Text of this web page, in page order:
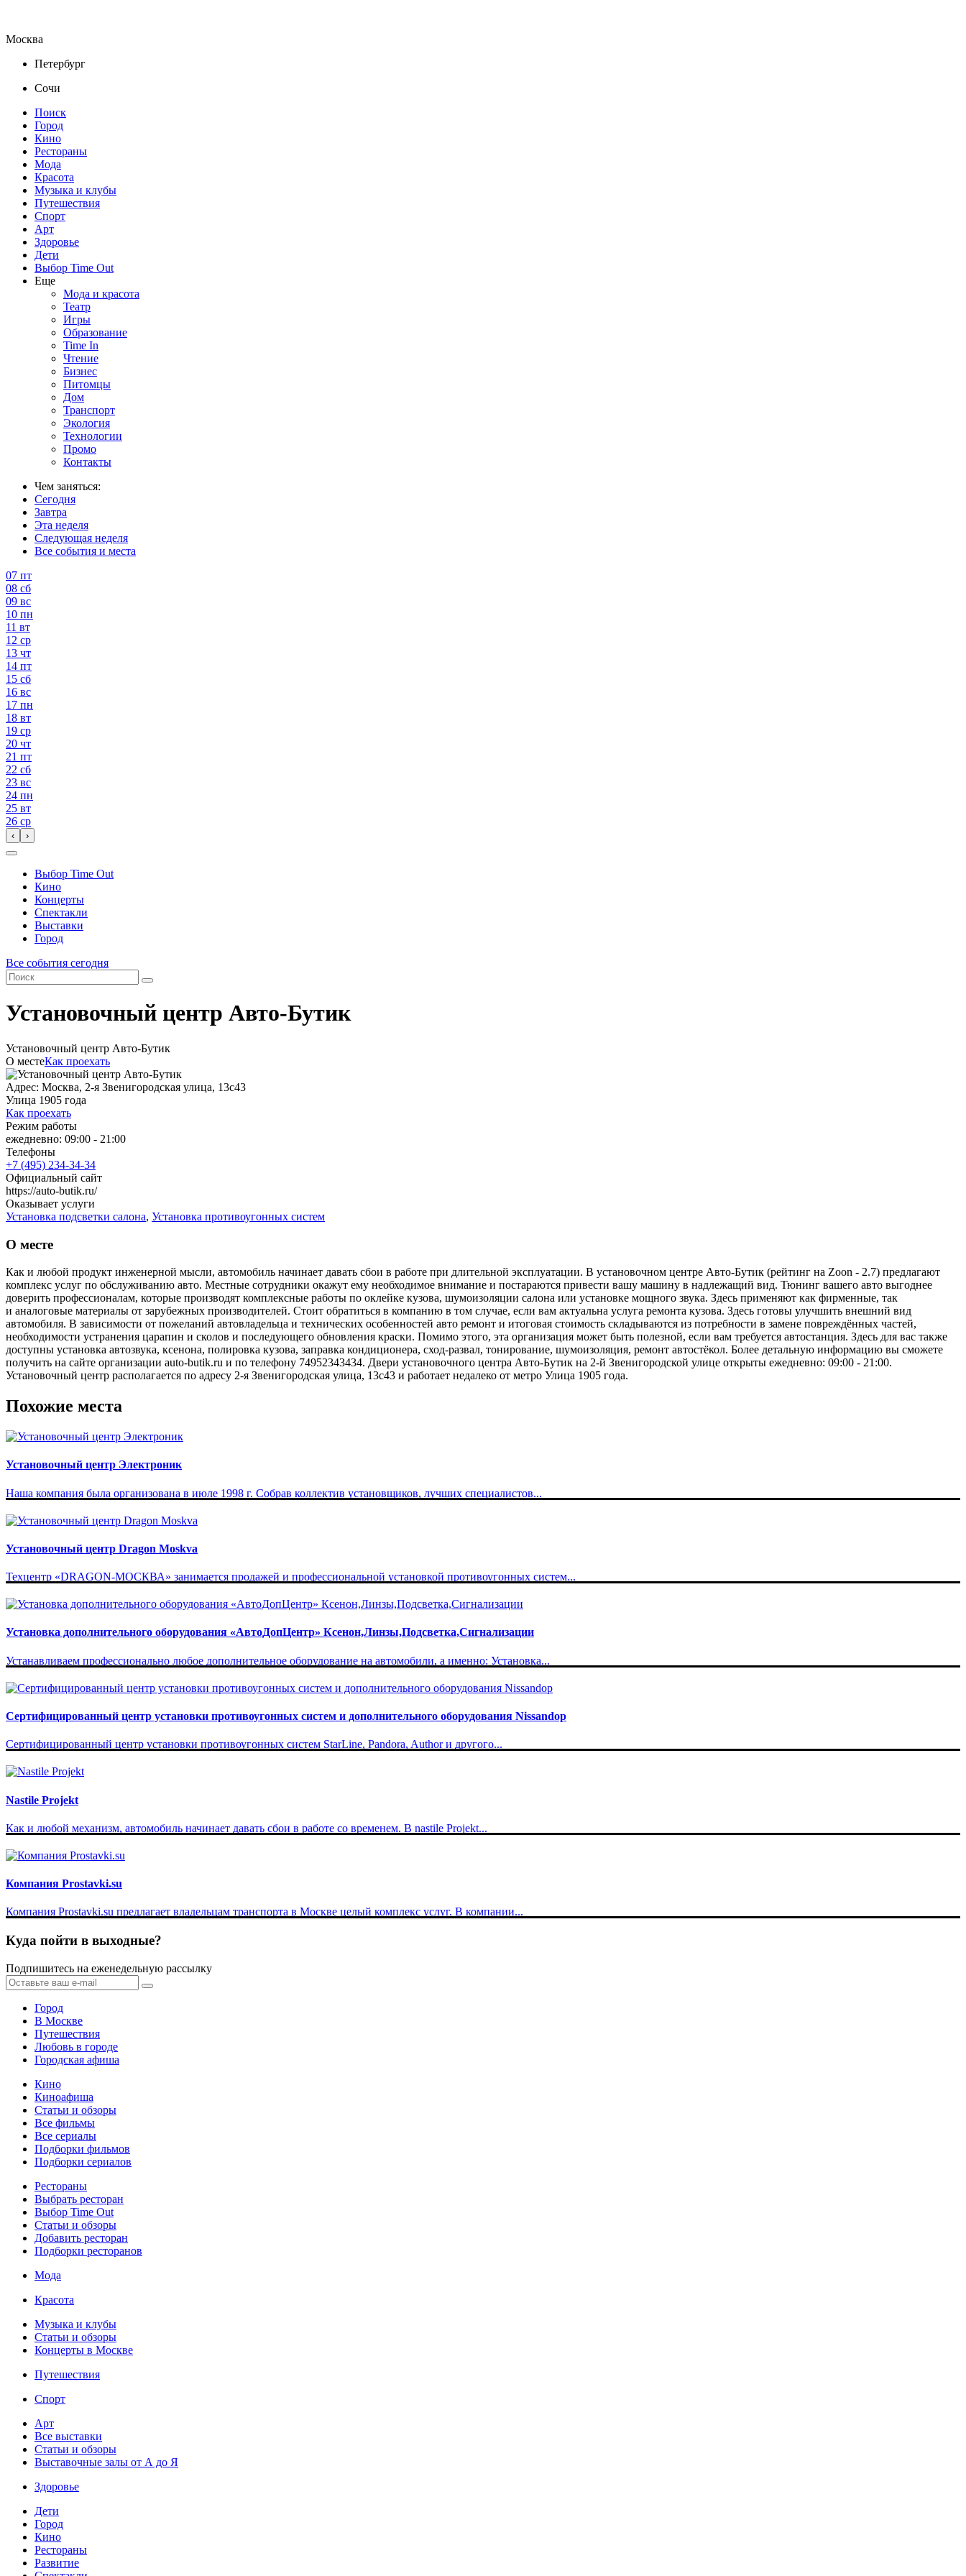
Москва
Петербург
Сочи
Поиск
Город
Кино
Рестораны
Мода
Красота
Музыка и клубы
Путешествия
Спорт
Арт
Здоровье
Дети
Выбор Time Out
Еще
Мода и красота
Театр
Игры
Образование
Time In
Чтение
Бизнес
Питомцы
Дом
Транспорт
Экология
Технологии
Промо
Контакты
Чем заняться:
Сегодня
Завтра
Эта неделя
Следующая неделя
Все события и места
07 пт
08 сб
09 вс
10 пн
11 вт
12 ср
13 чт
14 пт
15 сб
16 вс
17 пн
18 вт
19 ср
20 чт
21 пт
22 сб
23 вс
24 пн
25 вт
26 ср
‹ ›
Выбор Time Out
Кино
Концерты
Спектакли
Выставки
Город
Все события сегодня
Установочный центр Авто-Бутик
Установочный центр Авто-Бутик
О местеКак проехать
Адрес: Москва, 2-я Звенигородская улица, 13с43
Улица 1905 года
Как проехать
Режим работы
ежедневно: 09:00 - 21:00
Телефоны
+7 (495) 234-34-34
Официальный сайт
https://auto-butik.ru/
Оказывает услуги
Установка подсветки салона, Установка противоугонных систем
О месте
Как и любой продукт инженерной мысли, автомобиль начинает давать сбои в работе при длительной эксплуатации. В установочном центре Авто-Бутик (рейтинг на Zoon - 2.7) предлагают
комплекс услуг по обслуживанию авто. Местные сотрудники окажут ему необходимое внимание и постараются привести вашу машину в надлежащий вид. Тюнинг вашего авто выгоднее
доверить профессионалам, которые производят комплексные работы по оклейке кузова, шумоизоляции салона или установке мощного звука. Здесь применяют как фирменные, так
и аналоговые материалы от зарубежных производителей. Стоит обратиться в компанию в том случае, если вам актуальна услуга ремонта кузова. Здесь готовы улучшить внешний вид
автомобиля. В зависимости от пожеланий автовладельца и технических особенностей авто ремонт и итоговая стоимость складываются из потребности в замене повреждённых частей,
необходимости устранения царапин и сколов и последующего обновления краски. Помимо этого, эта организация может быть полезной, если вам требуется автостанция. Здесь для вас также
доступны установка автозвука, ксенона, полировка кузова, заправка кондиционера, сход-развал, тонирование, шумоизоляция, ремонт автостёкол. Более детальную информацию вы сможете
получить на сайте организации auto-butik.ru и по телефону 74952343434. Двери установочного центра Авто-Бутик на 2-й Звенигородской улице открыты ежедневно: 09:00 - 21:00.
Установочный центр располагается по адресу 2-я Звенигородская улица, 13с43 и работает недалеко от метро Улица 1905 года.
Похожие места
Установочный центр Электроник
Наша компания была организована в июле 1998 г. Собрав коллектив установщиков, лучших специалистов...
Установочный центр Dragon Moskva
Техцентр «DRAGON-МОСКВА» занимается продажей и профессиональной установкой противоугонных систем...
Установка дополнительного оборудования «АвтоДопЦентр» Ксенон,Линзы,Подсветка,Сигнализации
Устанавливаем профессионально любое дополнительное оборудование на автомобили, а именно: Установка...
Сертифицированный центр установки противоугонных систем и дополнительного оборудования Nissandop
Сертифицированный центр установки противоугонных систем StarLine, Pandora, Author и другого...
Nastile Projekt
Как и любой механизм, автомобиль начинает давать сбои в работе со временем. В nastile Projekt...
Компания Prostavki.su
Компания Prostavki.su предлагает владельцам транспорта в Москве целый комплекс услуг. В компании...
Куда пойти в выходные?
Подпишитесь на еженедельную рассылку
Город
В Москве
Путешествия
Любовь в городе
Городская афиша
Кино
Киноафиша
Статьи и обзоры
Все фильмы
Все сериалы
Подборки фильмов
Подборки сериалов
Рестораны
Выбрать ресторан
Выбор Time Out
Статьи и обзоры
Добавить ресторан
Подборки ресторанов
Мода
Красота
Музыка и клубы
Статьи и обзоры
Концерты в Москве
Путешествия
Спорт
Арт
Все выставки
Статьи и обзоры
Выставочные залы от А до Я
Здоровье
Дети
Город
Кино
Рестораны
Развитие